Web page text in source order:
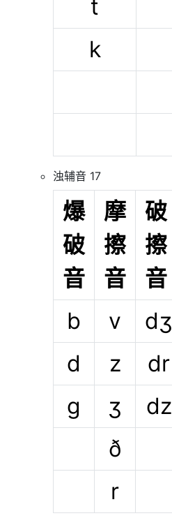
t
k
浊辅音 17
爆
破
音
摩
擦
音
破
擦
音
b
v dʒ
d
z dr
g
ʒ dz
ð
r